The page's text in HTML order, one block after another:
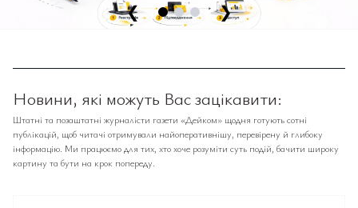
❮ ❯
Новини, які можуть Вас зацікавити:
Штатні та позаштатні журналісти газети «Дейком» щодня готують сотні
публікацій, щоб читачі отримували найоперативнішу, перевірену й глибоку
інформацію. Ми працюємо для тих, хто хоче розуміти суть подій, бачити широку
картину та бути на крок попереду.